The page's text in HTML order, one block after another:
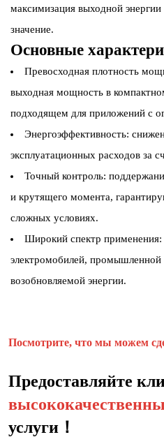
максимизация выходной
значение.
Основные
Превосходная плотность
выходная мощность в
подходящем для приложений с
Энергоэффективность:
эксплуатационных расходов за
Точный контроль:
и крутящего момента,
сложных условиях.
Широкий спектр применения:
электромобилей, промышленной
возобновляемой энергии.
Посмотрите, что мы можем
Предоставляйте
услуги！